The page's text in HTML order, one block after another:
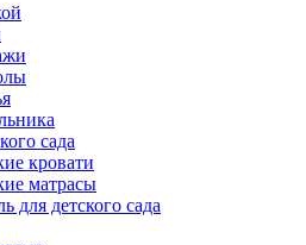
сада
кровати
матрасы
для детского сада